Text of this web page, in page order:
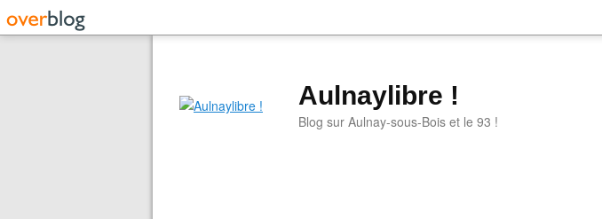
Aulnaylibre !
Blog sur Aulnay-sous-Bois et le 93 !